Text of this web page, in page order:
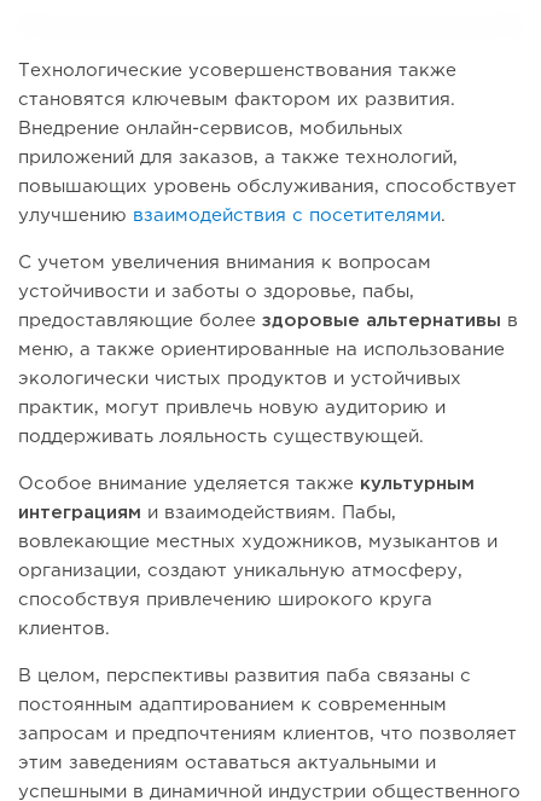
Технологические усовершенствования также
становятся ключевым фактором их развития.
Внедрение онлайн-сервисов, мобильных
приложений для заказов, а также технологий,
повышающих уровень обслуживания, способствует
улучшению взаимодействия с посетителями.
С учетом увеличения внимания к вопросам
устойчивости и заботы о здоровье, пабы,
предоставляющие более здоровые альтернативы в
меню, а также ориентированные на использование
экологически чистых продуктов и устойчивых
практик, могут привлечь новую аудиторию и
поддерживать лояльность существующей.
Особое внимание уделяется также культурным
интеграциям и взаимодействиям. Пабы,
вовлекающие местных художников, музыкантов и
организации, создают уникальную атмосферу,
способствуя привлечению широкого круга
клиентов.
В целом, перспективы развития паба связаны с
постоянным адаптированием к современным
запросам и предпочтениям клиентов, что позволяет
этим заведениям оставаться актуальными и
успешными в динамичной индустрии общественного